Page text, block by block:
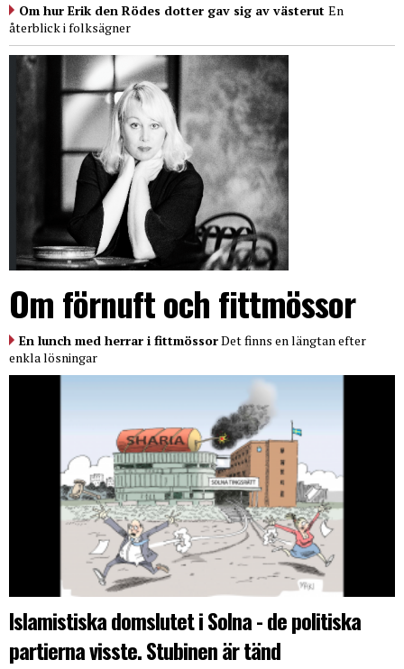
Om hur Erik den Rödes dotter gav sig av västerut En
återblick i folksägner
Om förnuft och fittmössor
En lunch med herrar i fittmössorDet finns en längtan efter
enkla lösningar
Islamistiska domslutet i Solna - de politiska
partierna visste. Stubinen är tänd